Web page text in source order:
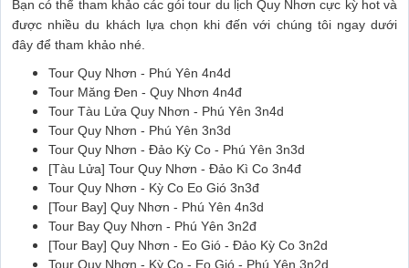
Bạn có thể tham khảo các gói tour du lịch Quy Nhơn cực kỳ hot và
được nhiều du khách lựa chọn khi đến với chúng tôi ngay dưới
đây để tham khảo nhé.
Tour Quy Nhơn - Phú Yên 4n4d
Tour Măng Đen - Quy Nhơn 4n4đ
Tour Tàu Lửa Quy Nhơn - Phú Yên 3n4d
Tour Quy Nhơn - Phú Yên 3n3d
Tour Quy Nhơn - Đảo Kỳ Co - Phú Yên 3n3d
[Tàu Lửa] Tour Quy Nhơn - Đảo Kì Co 3n4đ
Tour Quy Nhơn - Kỳ Co Eo Gió 3n3đ
[Tour Bay] Quy Nhơn - Phú Yên 4n3d
Tour Bay Quy Nhơn - Phú Yên 3n2đ
[Tour Bay] Quy Nhơn - Eo Gió - Đảo Kỳ Co 3n2d
Tour Quy Nhơn - Kỳ Co - Eo Gió - Phú Yên 3n2d